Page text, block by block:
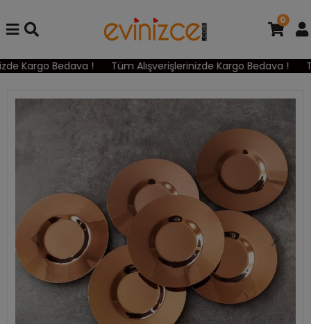
Kargo Bedava ! Tüm Alışverişlerinizde Kargo Bedava !
0